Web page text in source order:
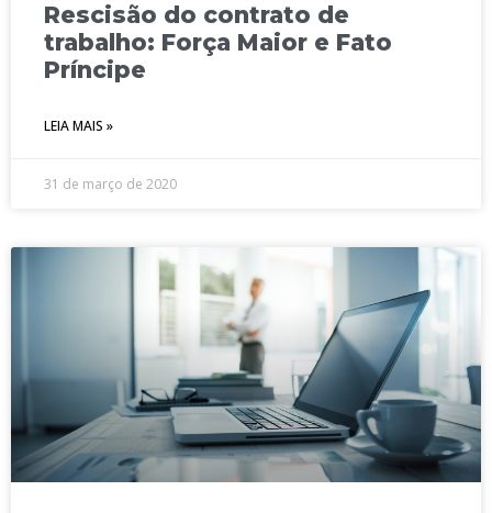
Rescisão do contrato de
trabalho: Força Maior e Fato
Príncipe
LEIA MAIS »
31 de março de 2020